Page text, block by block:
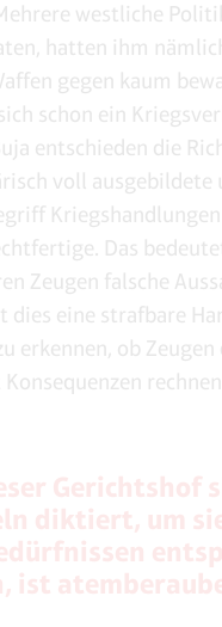
westliche
hatten ihm
gegen kaum
schon ein
entschieden die
voll ausgebildete
Das
Zeugen falsche
eine strafbare
erkennen, ob Zeugen
rechnen